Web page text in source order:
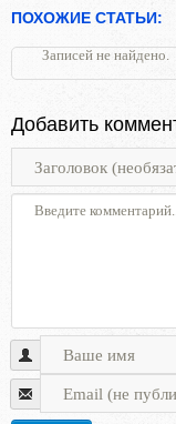
ПОХОЖИЕ СТАТЬИ:
Записей не найдено.
Добавить